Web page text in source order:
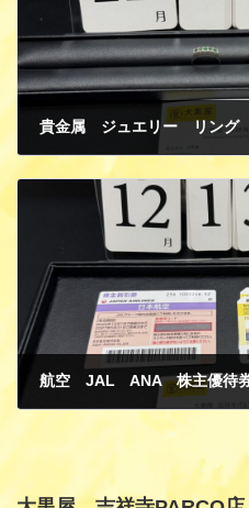
12月 15, 2025